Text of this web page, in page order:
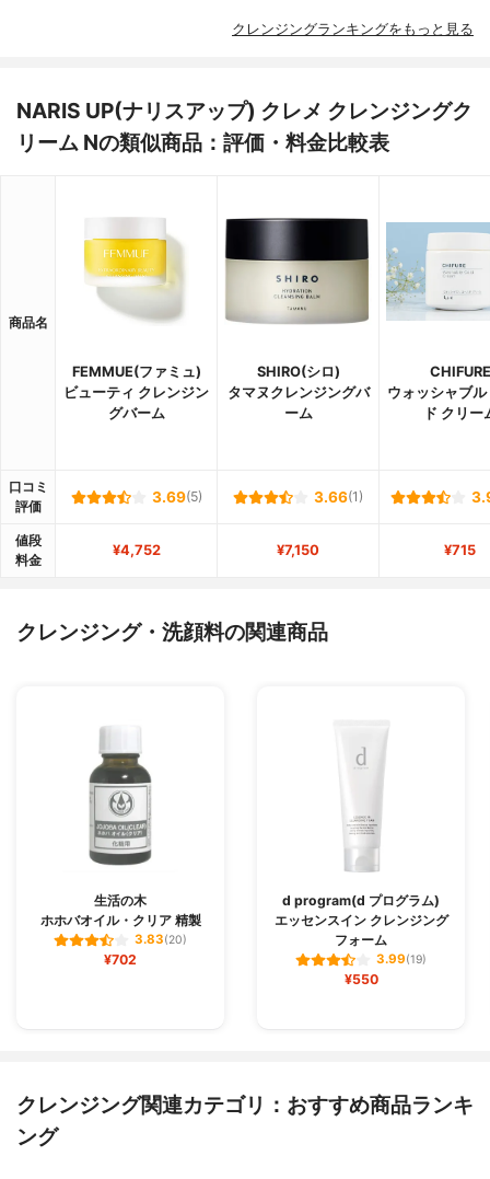
クレンジングランキングをもっと見る
NARIS UP(ナリスアップ) クレメ クレンジングク
リーム Nの類似商品：評価・料金比較表
商品名
FEMMUE(ファミュ)
ビューティ クレンジン
グバーム
SHIRO(シロ)
タマヌクレンジングバ
ーム
CHIFURE
ウォッシャブル
ド クリー
口コミ
評価
3.69(5) 3.66(1)
値段
料金
¥4,752 ¥7,150 ¥715
クレンジング・洗顔料の関連商品
生活の木
ホホバオイル・クリア 精製
3.83(20)
¥702
d program(d プログラム)
エッセンスイン クレンジング
フォーム
3.99(19)
¥550
クレンジング関連カテゴリ：おすすめ商品ランキ
ング